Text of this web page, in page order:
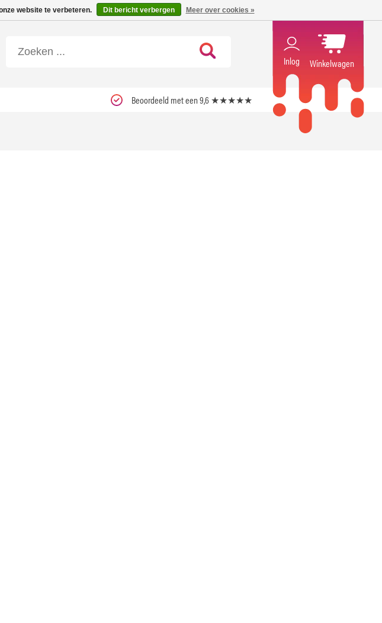
Carfume met kortingscode ''verfrissend''
Inlog Winkelwagen
Beoordeeld met een 9,6 ★★★★★
website te verbeteren. Dit bericht verbergen Meer over cookies »